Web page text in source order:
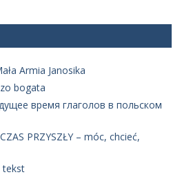
Armia Janosika
bogata
время глаголов в польском
PRZYSZŁY – móc, chcieć,
tekst